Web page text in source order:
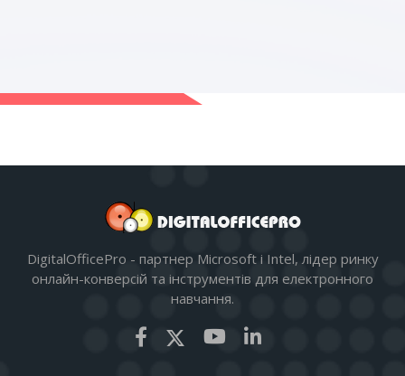
DigitalOfficePro - партнер Microsoft і Intel, лідер ринку
онлайн-конверсій та інструментів для електронного
навчання.